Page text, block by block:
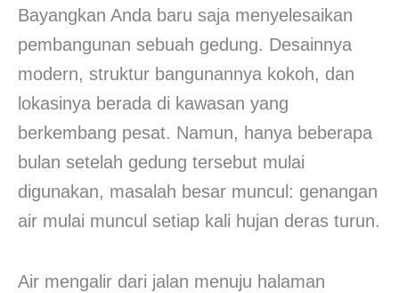
Bayangkan Anda baru saja menyelesaikan
pembangunan sebuah gedung. Desainnya
modern, struktur bangunannya kokoh, dan
lokasinya berada di kawasan yang
berkembang pesat. Namun, hanya beberapa
bulan setelah gedung tersebut mulai
digunakan, masalah besar muncul: genangan
air mulai muncul setiap kali hujan deras turun.
Air mengalir dari jalan menuju halaman